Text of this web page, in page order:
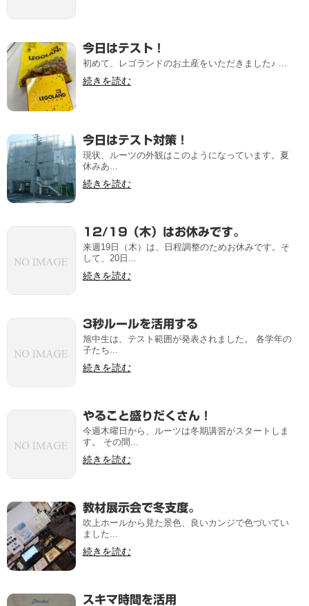
今日はテスト！
初めて、レゴランドのお土産をいただきました♪ ...
続きを読む
今日はテスト対策！
現状、ルーツの外観はこのようになっています。夏
休みあ...
続きを読む
12/19（木）はお休みです。
来週19日（木）は、日程調整のためお休みです。そ
して、20日...
続きを読む
3秒ルールを活用する
旭中生は、テスト範囲が発表されました。 各学年の
子たち...
続きを読む
やること盛りだくさん！
今週木曜日から、ルーツは冬期講習がスタートしま
す。 その間...
続きを読む
教材展示会で冬支度。
吹上ホールから見た景色、良いカンジで色づいてい
ました...
続きを読む
スキマ時間を活用